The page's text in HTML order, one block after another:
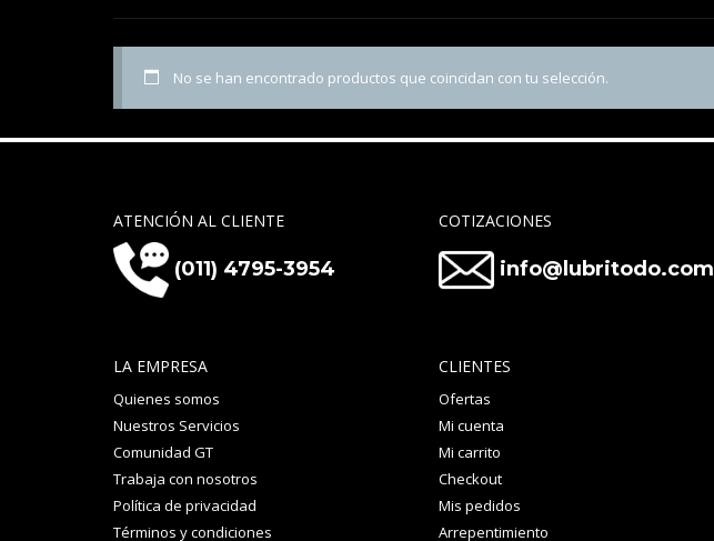
No se han encontrado productos que coincidan con tu selección.
ATENCIÓN AL CLIENTE
(011) 4795-3954
COTIZACIONES
info@lubritodo.com
LA EMPRESA
Quienes somos
Nuestros Servicios
Comunidad GT
Trabaja con nosotros
Política de privacidad
Términos y condiciones
CLIENTES
Ofertas
Mi cuenta
Mi carrito
Checkout
Mis pedidos
Arrepentimiento